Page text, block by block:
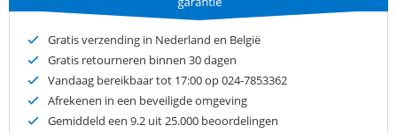
Gratis verzending in Nederland en België
Gratis retourneren binnen 30 dagen
Vandaag bereikbaar tot 17:00 op 024-7853362
Afrekenen in een beveiligde omgeving
Gemiddeld een 9.2 uit 25.000 beoordelingen